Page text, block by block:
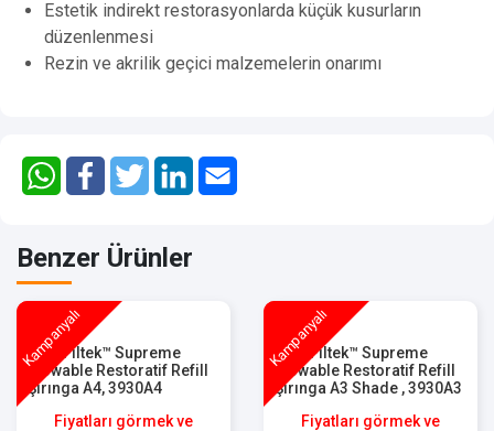
Estetik indirekt restorasyonlarda küçük kusurların
düzenlenmesi
Rezin ve akrilik geçici malzemelerin onarımı
Benzer Ürünler
Kampanyalı
3M™ Filtek™ Supreme
Flowable Restoratif Refill
Şırınga A4, 3930A4
Fiyatları görmek ve
Kampanyalı
3M™ Filtek™ Supreme
Flowable Restoratif Refill
Şırınga A3 Shade , 3930A3
Fiyatları görmek ve